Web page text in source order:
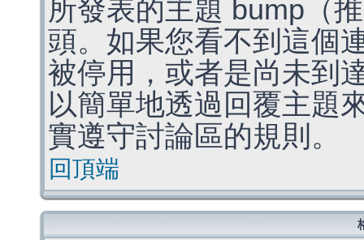
所發表的主題 bump（
頭。如果您看不到這個
被停用，或者是尚未到
以簡單地透過回覆主題
實遵守討論區的規則。
回頂端